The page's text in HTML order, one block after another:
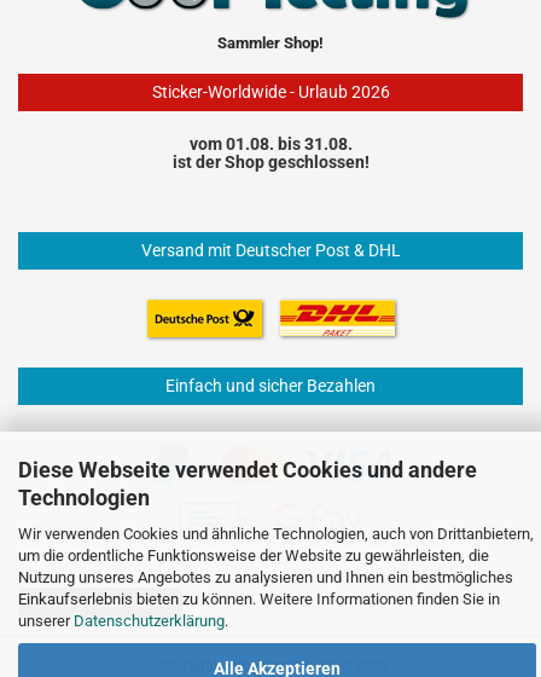
Diese Webseite verwendet Cookies und andere
Technologien
Wir verwenden Cookies und ähnliche Technologien, auch von Drittanbietern,
um die ordentliche Funktionsweise der Website zu gewährleisten, die
Nutzung unseres Angebotes zu analysieren und Ihnen ein bestmögliches
Einkaufserlebnis bieten zu können. Weitere Informationen finden Sie in
unserer Datenschutzerklärung.
Alle Akzeptieren
Sammler Shop!
Sticker-Worldwide - Urlaub 2026
vom 01.08. bis 31.08.
ist der Shop geschlossen!
Versand mit Deutscher Post & DHL
Einfach und sicher Bezahlen
Vertrag widerrufen
Internetshopby Gambio.de © 2026